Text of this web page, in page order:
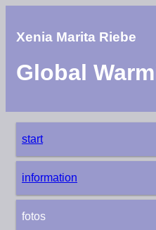
Xenia Marita Riebe
Global
start
information
fotos